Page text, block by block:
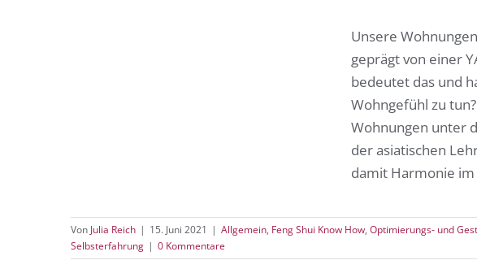
Unsere
geprägt von einer
bedeutet das und
Wohngefühl zu
Wohnungen unter
der asiatischen
damit Harmonie
Von Julia Reich | 15. Juni 2021 | Allgemein, Feng Shui Know How, Optimierungs- und
Selbsterfahrung | 0 Kommentare